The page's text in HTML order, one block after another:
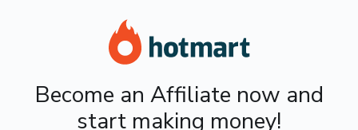
Become an Affiliate now and
start making money!